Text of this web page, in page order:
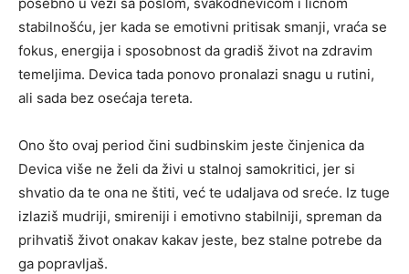
stabilnošću, jer kada se emotivni pritisak smanji, vraća se
fokus, energija i sposobnost da gradiš život na zdravim
temeljima. Devica tada ponovo pronalazi snagu u rutini,
ali sada bez osećaja tereta.
Ono što ovaj period čini sudbinskim jeste činjenica da
Devica više ne želi da živi u stalnoj samokritici, jer si
shvatio da te ona ne štiti, već te udaljava od sreće. Iz tuge
izlaziš mudriji, smireniji i emotivno stabilniji, spreman da
prihvatiš život onakav kakav jeste, bez stalne potrebe da
ga popravljaš.